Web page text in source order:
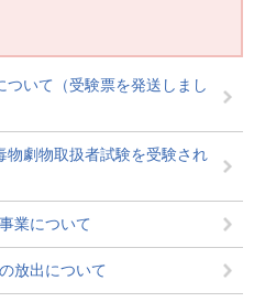
いて（受験票を発送しまし
物劇物取扱者試験を受験され
業について
放出について